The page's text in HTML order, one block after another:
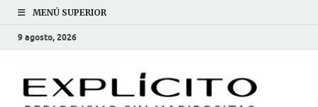
MENÚ SUPERIOR
9 agosto, 2026